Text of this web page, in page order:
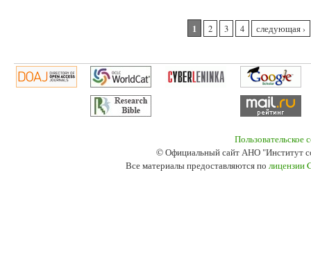
1 2 3 4 следующая ›
Пользовательское
© Официальный сайт АНО "Институт
Все материалы предоставляются по лицензии